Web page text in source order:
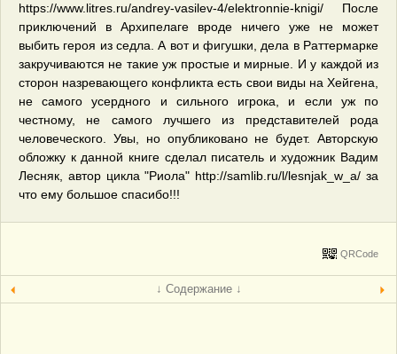
https://www.litres.ru/andrey-vasilev-4/elektronnie-knigi/ После
приключений в Архипелаге вроде ничего уже не может
выбить героя из седла. А вот и фигушки, дела в Раттермарке
закручиваются не такие уж простые и мирные. И у каждой из
сторон назревающего конфликта есть свои виды на Хейгена,
не самого усердного и сильного игрока, и если уж по
честному, не самого лучшего из представителей рода
человеческого. Увы, но опубликовано не будет. Авторскую
обложку к данной книге сделал писатель и художник Вадим
Лесняк, автор цикла "Риола" http://samlib.ru/l/lesnjak_w_a/ за
что ему большое спасибо!!!
QRCode
↓ Содержание ↓